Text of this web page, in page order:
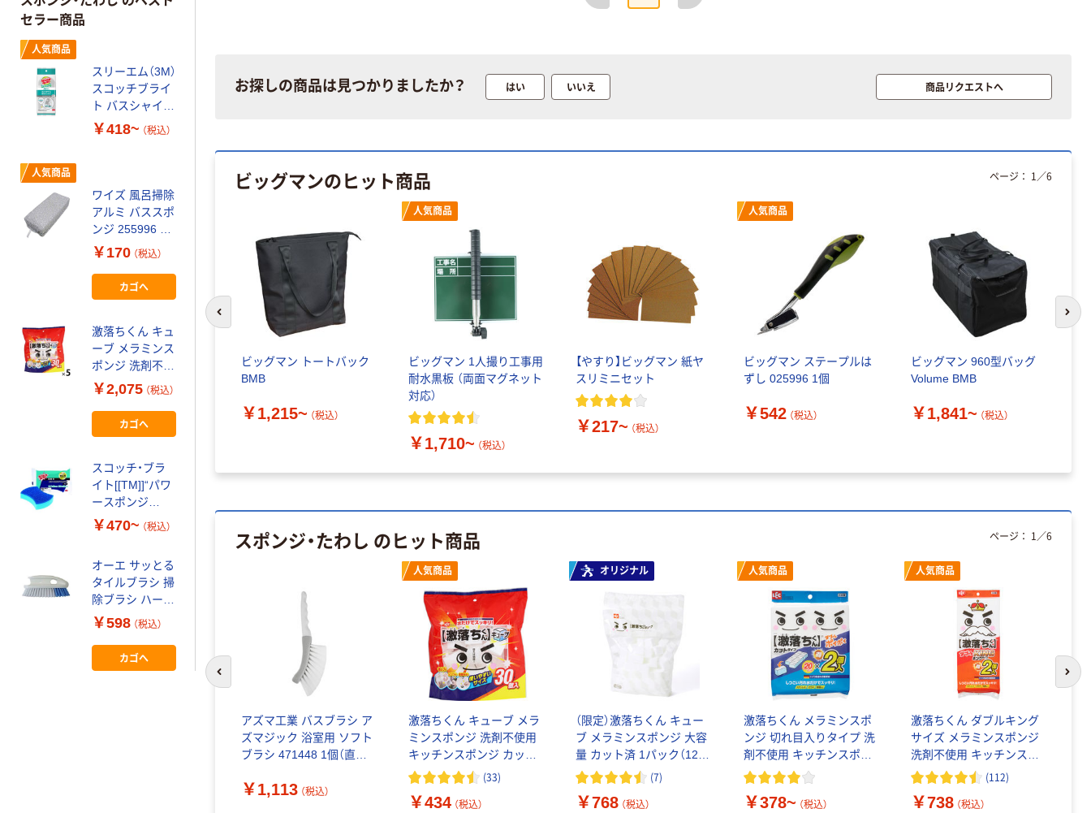
お探しの商品は見つかりましたか？ はい いいえ 商品リクエストへ
ビッグマンのヒット商品
ビッグマン トートバック
BMB
￥1,215~ （税込）
人気商品
ビッグマン 1人撮り工事用
耐水黒板 （両面マグネット
対応）
￥1,710~ （税込）
【やすり】ビッグマン 紙ヤ
スリミニセット
￥217~ （税込）
人気商品
ビッグマン ステープルは
ずし 025996 1個
￥542 （税込）
ビッグマン 960型バッグ
Volume BMB
￥1,841~ （税込）
ページ： 1 ／6
前のスライドへ 次
スポンジ・たわし のヒット商品
アズマ工業 バスブラシ ア
ズマジック 浴室用 ソフト
ブラシ 471448 1個（直送
￥1,113 （税込）
人気商品
激落ちくん キューブ メラ
ミンスポンジ 洗剤不使用
キッチンスポンジ カット
済み 1パック（30個入）レ
(33)
￥434 （税込）
オリジナル
（限定）激落ちくん キュー
ブ メラミンスポンジ 大容
量 カット済 1パック（120
個入）キッチン 洗剤不使用
(7)
￥768 （税込）
人気商品
激落ちくん メラミンスポ
ンジ 切れ目入りタイプ 洗
剤不使用 キッチンスポン
ジ レック
￥378~ （税込）
人気商品
激落ちくん ダブルキング
サイズ メラミンスポンジ
洗剤不使用 キッチンスポ
ンジ セルフカット 1パッ
(112)
￥738 （税込）
ページ： 1 ／6
前のスライドへ 次
セラー商品
人気商品
スリーエム（3M）
スコッチブライ
ト バスシャイン
抗菌スポンジ お
風呂掃除
￥418~ （税込）
人気商品
ワイズ 風呂掃除
アルミ バススポ
ンジ 255996 1
個
￥170 （税込）
カゴへ
激落ちくん キュ
ーブ メラミンス
ポンジ 洗剤不使
用 キッチンスポ
ンジ カット済み
1セット（1パッ
ク（30個入）×5）
￥2,075 （税込）
カゴへ
スコッチ・ブラ
イト[[TM]]“パワ
ースポンジ
No.3005”
￥470~ （税込）
オーエ サッとる
タイルブラシ 掃
除ブラシ ハード
タイプ お風呂掃
￥598 （税込）
カゴへ